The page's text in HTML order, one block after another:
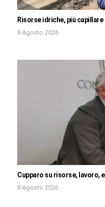
Risorse idriche, più
8 Agosto 2026
Cupparo su risorse, lavoro,
8 Agosto 2026